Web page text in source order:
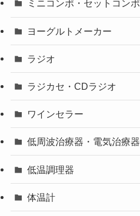
ミニコンポ・セットコンポ
ヨーグルトメーカー
ラジオ
ラジカセ・CDラジオ
ワインセラー
低周波治療器・電気治療器
低温調理器
体温計